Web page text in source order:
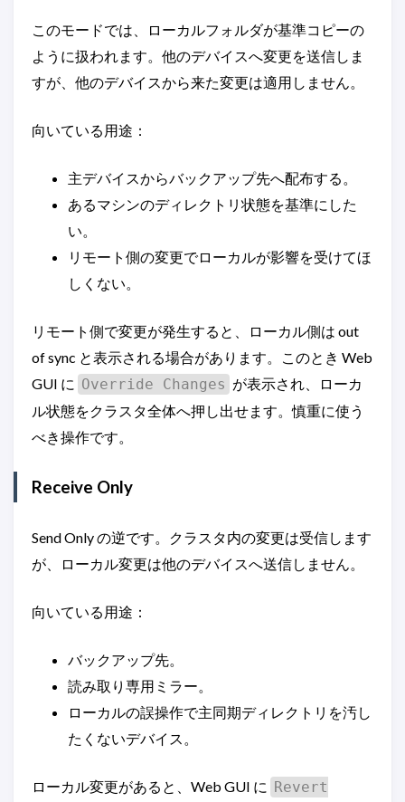
このモードでは、ローカルフォルダが基準コピーの
ように扱われます。他のデバイスへ変更を送信しま
すが、他のデバイスから来た変更は適用しません。
向いている用途：
主デバイスからバックアップ先へ配布する。
あるマシンのディレクトリ状態を基準にした
い。
リモート側の変更でローカルが影響を受けてほ
しくない。
リモート側で変更が発生すると、ローカル側は out
of sync と表示される場合があります。このとき Web
GUI に Override Changes が表示され、ローカ
ル状態をクラスタ全体へ押し出せます。慎重に使う
べき操作です。
Receive Only
Send Only の逆です。クラスタ内の変更は受信します
が、ローカル変更は他のデバイスへ送信しません。
向いている用途：
バックアップ先。
読み取り専用ミラー。
ローカルの誤操作で主同期ディレクトリを汚し
たくないデバイス。
ローカル変更があると、Web GUI に Revert